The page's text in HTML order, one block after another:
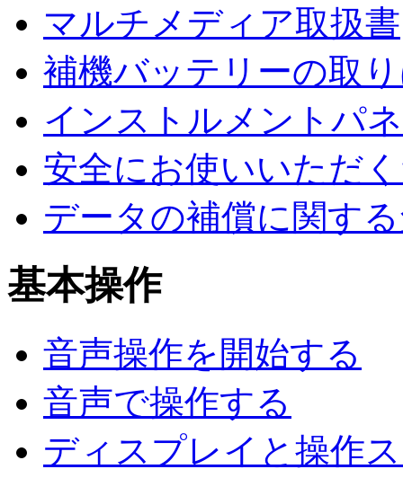
マルチメディア取扱書
補機バッテリーの取
インストルメントパ
安全にお使いいただ
データの補償に関す
基本操作
音声操作を開始する
音声で操作する
ディスプレイと操作